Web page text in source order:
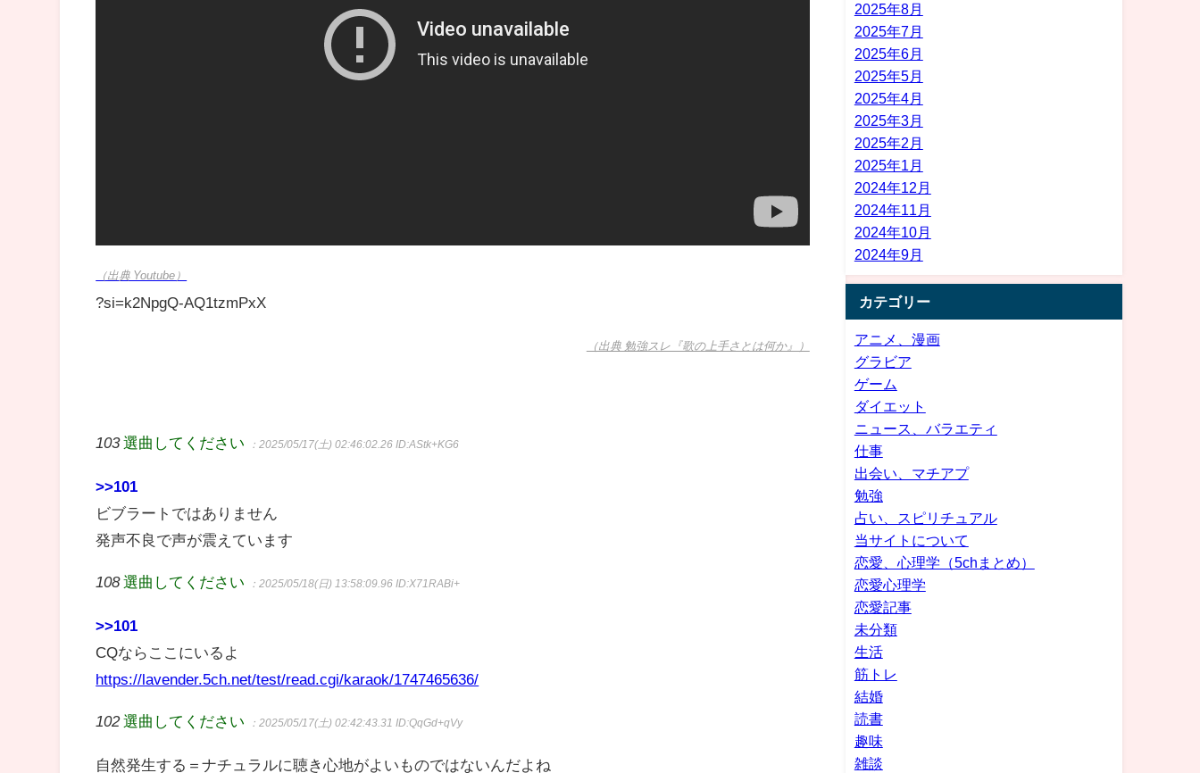
（出典 Youtube）
?si=k2NpgQ-AQ1tzmPxX
（出典 勉強スレ『歌の上手さとは何か』）
103 選曲してください ：2025/05/17(土) 02:46:02.26ID:AStk+KG6
>>101
ビブラートではありません
発声不良で声が震えています
108 選曲してください ：2025/05/18(日) 13:58:09.96ID:X71RABi+
>>101
CQならここにいるよ
https://lavender.5ch.net/test/read.cgi/karaok/1747465636/
102 選曲してください ：2025/05/17(土) 02:42:43.31ID:QqGd+qVy
自然発生する＝ナチュラルに聴き心地がよいものではないんだよね
2025年8月
2025年7月
2025年6月
2025年5月
2025年4月
2025年3月
2025年2月
2025年1月
2024年12月
2024年11月
2024年10月
2024年9月
カテゴリー
アニメ、漫画
グラビア
ゲーム
ダイエット
ニュース、バラエティ
仕事
出会い、マチアプ
勉強
占い、スピリチュアル
当サイトについて
恋愛、心理学（5chまとめ）
恋愛心理学
恋愛記事
未分類
生活
筋トレ
結婚
読書
趣味
雑談